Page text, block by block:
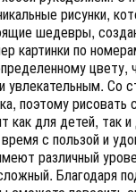
рисунки,
шедевры,
картинки по
цвету,
увлекательным. Со
поэтому
как для детей, так
с пользой и
различный
Благодаря